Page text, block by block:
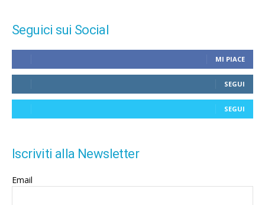
Seguici sui Social
MI PIACE
SEGUI
SEGUI
Iscriviti alla Newsletter
Email